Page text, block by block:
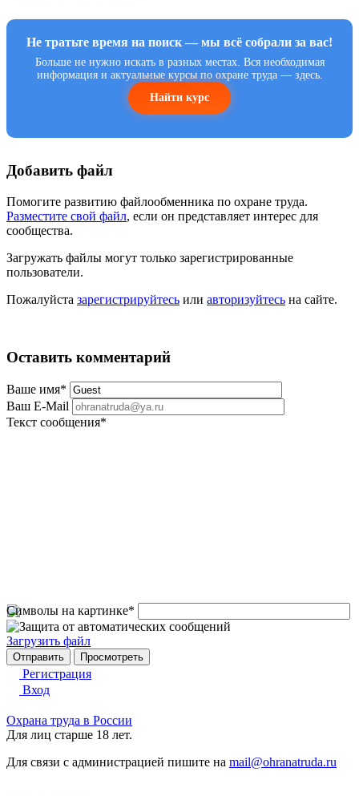
Не тратьте время на поиск — мы всё собрали за вас!
Больше не нужно искать в разных местах. Вся необходимая
информация и актуальные курсы по охране труда — здесь.
Найти курс
Добавить файл
Помогите развитию файлообменника по охране труда.
Разместите свой файл, если он представляет интерес для
сообщества.
Загружать файлы могут только зарегистрированные
пользователи.
Пожалуйста зарегистрируйтесь или авторизуйтесь на сайте.
Оставить комментарий
Ваше имя*
Ваш E-Mail
Текст сообщения*
Символы на картинке*
Загрузить файл
Регистрация
Вход
Охрана труда в России
Для лиц старше 18 лет.
Для связи с администрацией пишите на mail@ohranatruda.ru